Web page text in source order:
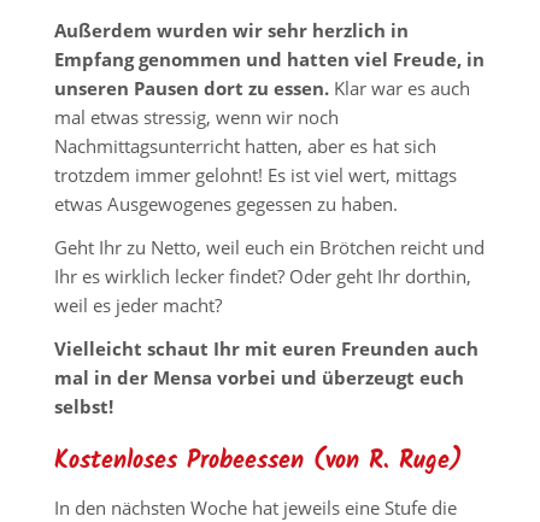
Außerdem wurden wir sehr herzlich in
Empfang genommen und hatten viel Freude, in
unseren Pausen dort zu essen. Klar war es auch
mal etwas stressig, wenn wir noch
Nachmittagsunterricht hatten, aber es hat sich
trotzdem immer gelohnt! Es ist viel wert, mittags
etwas Ausgewogenes gegessen zu haben.
Geht Ihr zu Netto, weil euch ein Brötchen reicht und
Ihr es wirklich lecker findet? Oder geht Ihr dorthin,
weil es jeder macht?
Vielleicht schaut Ihr mit euren Freunden auch
mal in der Mensa vorbei und überzeugt euch
selbst!
Kostenloses Probeessen (von R. Ruge)
In den nächsten Woche hat jeweils eine Stufe die